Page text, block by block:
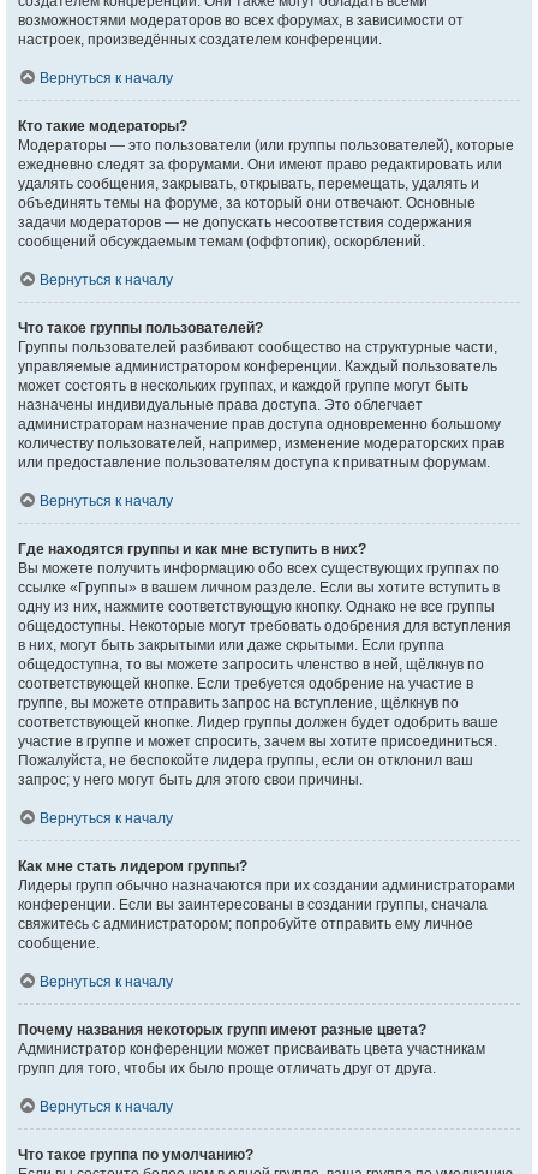
возможностями модераторов во всех форумах, в зависимости от
настроек, произведённых создателем конференции.
Вернуться к началу
Кто такие модераторы?
Модераторы — это пользователи (или группы пользователей), которые
ежедневно следят за форумами. Они имеют право редактировать или
удалять сообщения, закрывать, открывать, перемещать, удалять и
объединять темы на форуме, за который они отвечают. Основные
задачи модераторов — не допускать несоответствия содержания
сообщений обсуждаемым темам (оффтопик), оскорблений.
Вернуться к началу
Что такое группы пользователей?
Группы пользователей разбивают сообщество на структурные части,
управляемые администратором конференции. Каждый пользователь
может состоять в нескольких группах, и каждой группе могут быть
назначены индивидуальные права доступа. Это облегчает
администраторам назначение прав доступа одновременно большому
количеству пользователей, например, изменение модераторских прав
или предоставление пользователям доступа к приватным форумам.
Вернуться к началу
Где находятся группы и как мне вступить в них?
Вы можете получить информацию обо всех существующих группах по
ссылке «Группы» в вашем личном разделе. Если вы хотите вступить в
одну из них, нажмите соответствующую кнопку. Однако не все группы
общедоступны. Некоторые могут требовать одобрения для вступления
в них, могут быть закрытыми или даже скрытыми. Если группа
общедоступна, то вы можете запросить членство в ней, щёлкнув по
соответствующей кнопке. Если требуется одобрение на участие в
группе, вы можете отправить запрос на вступление, щёлкнув по
соответствующей кнопке. Лидер группы должен будет одобрить ваше
участие в группе и может спросить, зачем вы хотите присоединиться.
Пожалуйста, не беспокойте лидера группы, если он отклонил ваш
запрос; у него могут быть для этого свои причины.
Вернуться к началу
Как мне стать лидером группы?
Лидеры групп обычно назначаются при их создании администраторами
конференции. Если вы заинтересованы в создании группы, сначала
свяжитесь с администратором; попробуйте отправить ему личное
сообщение.
Вернуться к началу
Почему названия некоторых групп имеют разные цвета?
Администратор конференции может присваивать цвета участникам
групп для того, чтобы их было проще отличать друг от друга.
Вернуться к началу
Что такое группа по умолчанию?